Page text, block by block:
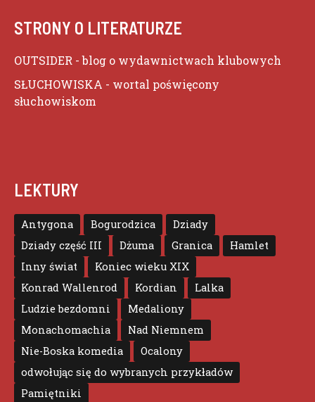
STRONY O LITERATURZE
OUTSIDER - blog o wydawnictwach klubowych
SŁUCHOWISKA - wortal poświęcony
słuchowiskom
LEKTURY
Antygona Bogurodzica
Dziady
Dziady część III
Dżuma Granica
Hamlet
Inny świat
Koniec wieku XIX
Konrad Wallenrod
Kordian
Lalka
Ludzie bezdomni
Medaliony
Monachomachia
Nad Niemnem
Nie-Boska komedia
Ocalony
odwołując się do wybranych przykładów
Pamiętniki